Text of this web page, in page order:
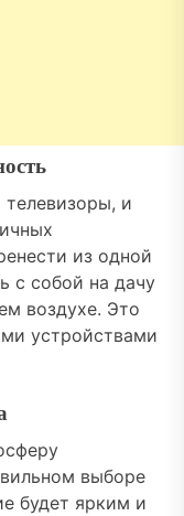
и
из одной
с собой на дачу
воздухе. Это
устройствами
выборе
будет ярким и